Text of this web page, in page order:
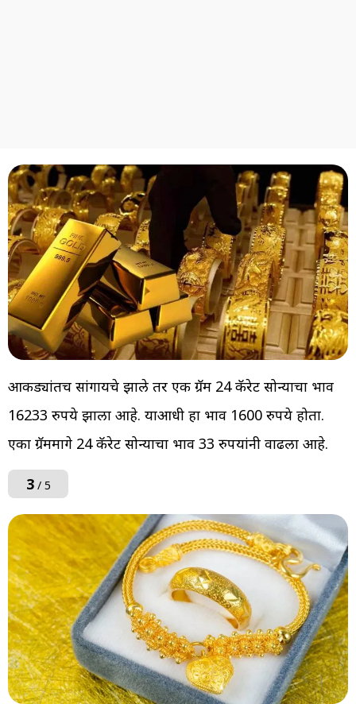
आकड्यांतच सांगायचे झाले तर एक ग्रॅम 24 कॅरेट सोन्याचा भाव
16233 रुपये झाला आहे. याआधी हा भाव 1600 रुपये होता.
एका ग्रॅममागे 24 कॅरेट सोन्याचा भाव 33 रुपयांनी वाढला आहे.
3/ 5